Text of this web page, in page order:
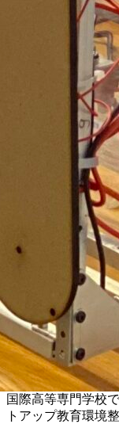
国際高等専門学校
トアップ教育環境